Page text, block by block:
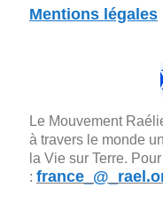
Mentions légales
Le Mouvement
à travers le monde
la Vie sur Terre.
: